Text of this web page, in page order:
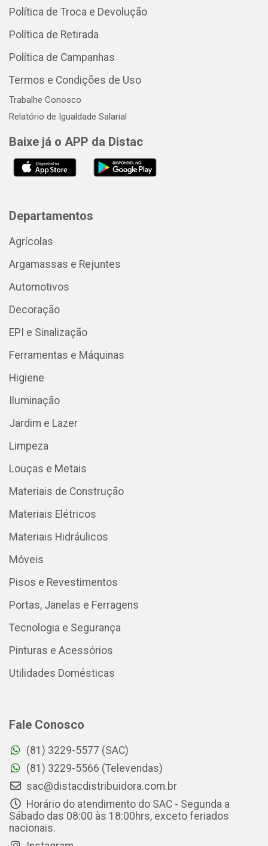
Política de Troca e Devolução
Política de Retirada
Política de Campanhas
Termos e Condições de Uso
Trabalhe Conosco
Relatório de Igualdade Salarial
Baixe já o APP da Distac
Departamentos
Agrícolas
Argamassas e Rejuntes
Automotivos
Decoração
EPI e Sinalização
Ferramentas e Máquinas
Higiene
Iluminação
Jardim e Lazer
Limpeza
Louças e Metais
Materiais de Construção
Materiais Elétricos
Materiais Hidráulicos
Móveis
Pisos e Revestimentos
Portas, Janelas e Ferragens
Tecnologia e Segurança
Pinturas e Acessórios
Utilidades Domésticas
Fale Conosco
(81) 3229-5577 (SAC)
(81) 3229-5566 (Televendas)
sac@distacdistribuidora.com.br
Horário do atendimento do SAC - Segunda a
Sábado das 08:00 às 18:00hrs, exceto feriados
nacionais.